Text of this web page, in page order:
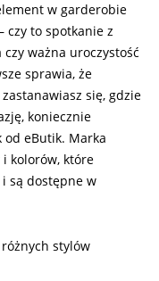
w garderobie
czy to spotkanie z
ważna uroczystość
sprawia, że
się, gdzie
koniecznie
od eButik. Marka
kolorów, które
są dostępne w
stylów